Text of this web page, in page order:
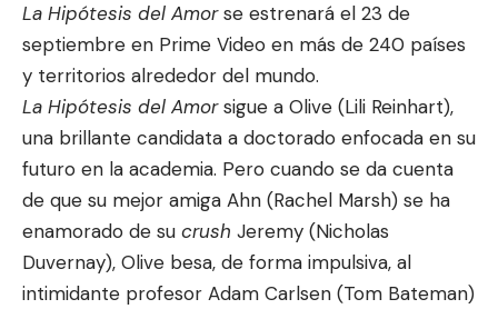
La Hipótesis del Amorse estrenará el 23 de
septiembre en Prime Video en más de 240 países
y territorios alrededor del mundo.
La Hipótesis del Amorsigue a Olive (Lili Reinhart),
una brillante candidata a doctorado enfocada en su
futuro en la academia. Pero cuando se da cuenta
de que su mejor amiga Ahn (Rachel Marsh) se ha
enamorado de su crush Jeremy (Nicholas
Duvernay), Olive besa, de forma impulsiva, al
intimidante profesor Adam Carlsen (Tom Bateman)